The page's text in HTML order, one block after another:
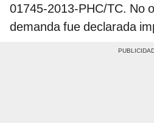
01745-2013-PHC/TC. No
demanda fue declarada